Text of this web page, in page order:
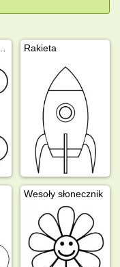
Rakieta
Wesoły słonecznik